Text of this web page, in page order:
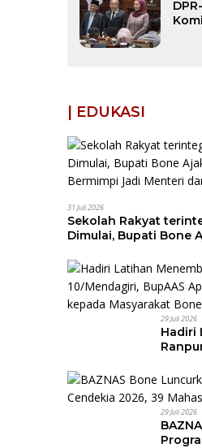
| EDUKASI
31 Juli 2026
Sekolah Rakyat
Dimulai, Bupati Bone
Bangsa
29 Juli 2026
Hadiri
29 Juli 2026